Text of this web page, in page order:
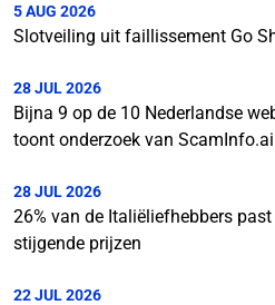
5 AUG 2026
Slotveiling uit faillissement Go
28 JUL 2026
Bijna 9 op de 10 Nederlandse
toont onderzoek van ScamInfo.ai
28 JUL 2026
26% van de Italiëliefhebbers
stijgende prijzen
22 JUL 2026